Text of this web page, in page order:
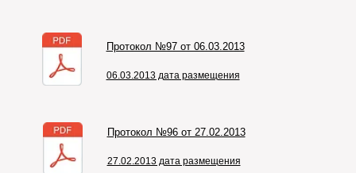
Протокол №97 от 06.03.2013
06.03.2013 дата размещения
Протокол №96 от 27.02.2013
27.02.2013 дата размещения